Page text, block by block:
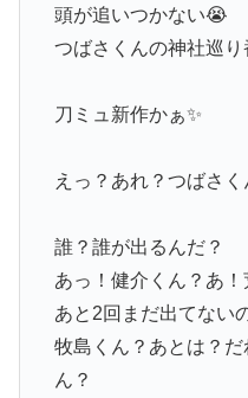
頭が追いつかない😭
つばさくんの神社巡り
刀ミュ新作かぁ✨
えっ？あれ？つばさ
誰？誰が出るんだ？
あっ！健介くん？あ！
あと2回まだ出てない
牧島くん？あとは？だ
ん？